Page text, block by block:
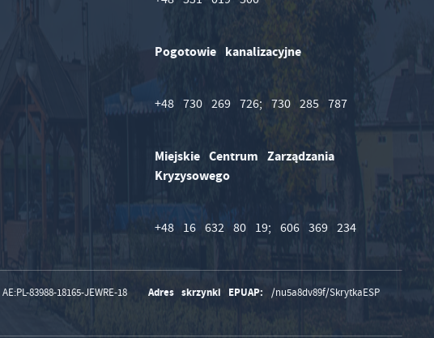
Pogotowie kanalizacyjne
+48 730 269 726; 730 285 787
Miejskie Centrum Zarządzania
Kryzysowego
+48 16 632 80 19; 606 369 234
AE:PL-83988-18165-JEWRE-18 Adres skrzynki EPUAP: /nu5a8dv89f/SkrytkaESP